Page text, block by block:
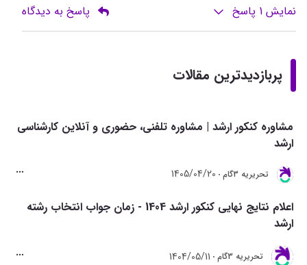
نمایش 1 پاسخ پاسخ به دیدگاه
پربازدیدترین مقالات
مشاوره کنکور ارشد | مشاوره تلفنی، حضوری و آنلاین کارشناسی
ارشد
تحريريه 3گام 1405/04/20
اعلام نتایج نهایی کنکور ارشد 1404 - زمان جواب انتخاب رشته
ارشد
تحريريه 3گام 1404/05/11